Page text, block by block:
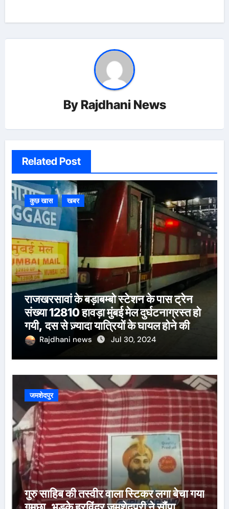
By Rajdhani News
Related Post
कुछ खास खबर
राजखरसावां के बड़ाबम्बो स्टेशन के पास ट्रेन
संख्या 12810 हावड़ा मुंबई मेल दुर्घटनाग्रस्त हो
गयी, दस से ज़्यादा यात्रियों के घायल होने की
खबर।सरायकेला के वरीय पदाधिकारी
Rajdhani news Jul 30, 2024
जमशेदपुर
गुरु साहिब की तस्वीर वाला स्टिकर लगा बेचा गया